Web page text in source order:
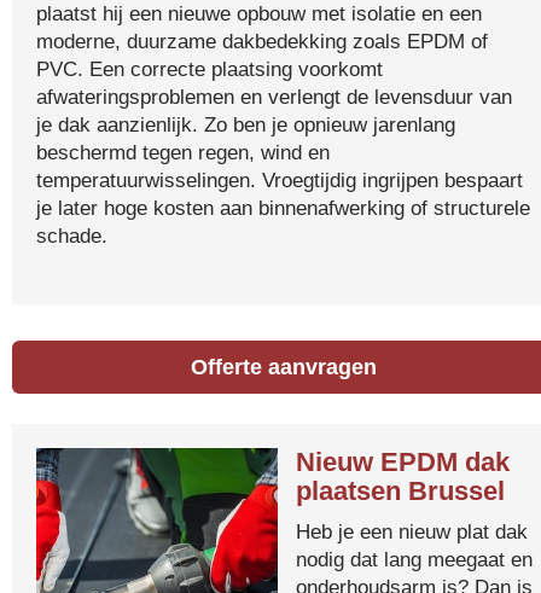
plaatst hij een nieuwe opbouw met isolatie en een
moderne, duurzame dakbedekking zoals EPDM of
PVC. Een correcte plaatsing voorkomt
afwateringsproblemen en verlengt de levensduur van
je dak aanzienlijk. Zo ben je opnieuw jarenlang
beschermd tegen regen, wind en
temperatuurwisselingen. Vroegtijdig ingrijpen bespaart
je later hoge kosten aan binnenafwerking of structurele
schade.
Offerte aanvragen
Nieuw EPDM dak
plaatsen Brussel
Heb je een nieuw plat dak
nodig dat lang meegaat en
onderhoudsarm is? Dan is